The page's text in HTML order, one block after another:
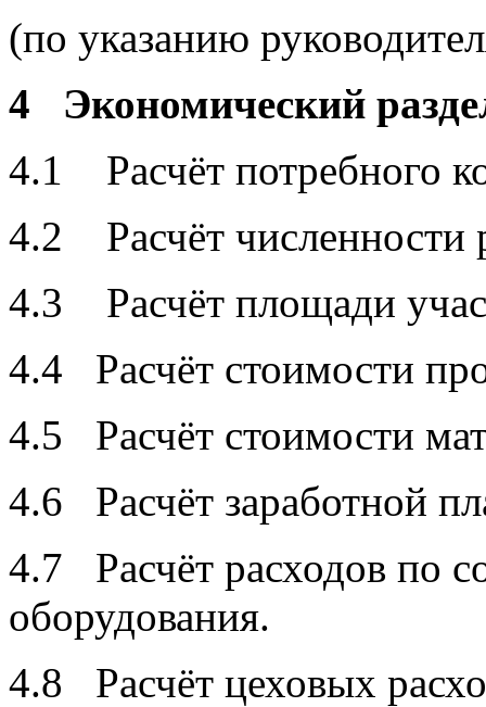
(по указанию
4 Экономический
4.1 Расчёт потребного
4.2 Расчёт численности
4.3 Расчёт площади
4.4 Расчёт стоимости
4.5 Расчёт стоимости
4.6 Расчёт заработной
4.7 Расчёт расходов по
оборудования.
4.8 Расчёт цеховых